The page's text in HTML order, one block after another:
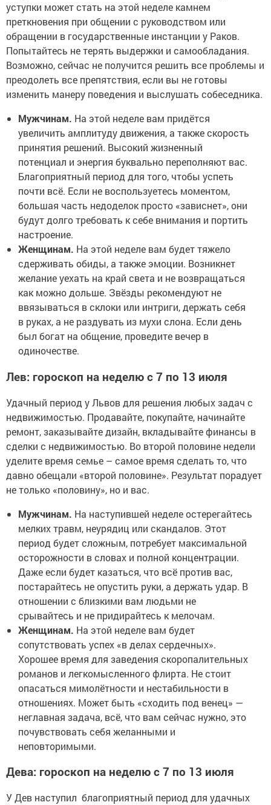
уступки может стать на этой неделе камнем
преткновения при общении с руководством или
обращении в государственные инстанции у Раков.
Попытайтесь не терять выдержки и самообладания.
Возможно, сейчас не получится решить все проблемы и
преодолеть все препятствия, если вы не готовы
изменить манеру поведения и выслушать собеседника.
Мужчинам. На этой неделе вам придётся
увеличить амплитуду движения, а также скорость
принятия решений. Высокий жизненный
потенциал и энергия буквально переполняют вас.
Благоприятный период для того, чтобы успеть
почти всё. Если не воспользуетесь моментом,
большая часть недоделок просто «зависнет», они
будут долго требовать к себе внимания и портить
настроение.
Женщинам. На этой неделе вам будет тяжело
сдерживать обиды, а также эмоции. Возникнет
желание уехать на край света и не возвращаться
как можно дольше. Звёзды рекомендуют не
ввязываться в склоки или интриги, держать себя
в руках, а не раздувать из мухи слона. Если день
был богат на общение, проведите вечер в
одиночестве.
Лев: гороскоп на неделю с 7 по 13 июля
Удачный период у Львов для решения любых задач с
недвижимостью. Продавайте, покупайте, начинайте
ремонт, заказывайте дизайн, вкладывайте финансы в
сделки с недвижимостью. Во второй половине недели
уделите время семье – самое время сделать то, что
давно обещали «второй половине». Результат порадует
не только «половину», но и вас.
Мужчинам. На наступившей неделе остерегайтесь
мелких травм, неурядиц или скандалов. Этот
период будет сложным, потребует максимальной
осторожности в словах и полной концентрации.
Даже если будет казаться, что всё против вас,
постарайтесь не опустить руки, а держать удар. В
отношении с близкими вам людьми не
срывайтесь и не придирайтесь к мелочам.
Женщинам. На этой неделе вам будет
сопутствовать успех «в делах сердечных».
Хорошее время для заведения скоропалительных
романов и легкомысленного флирта. Не стоит
опасаться мимолётности и нестабильности в
отношениях. Может быть «сходить под венец» —
неглавная задача, всё, что вам сейчас нужно, это
почувствовать себя желанными и
неповторимыми.
Дева: гороскоп на неделю с 7 по 13 июля
У Дев наступил благоприятный период для удачных